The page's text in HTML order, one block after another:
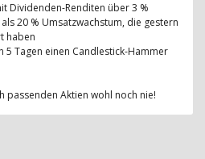
Dividenden-Renditen über 3 %
20 % Umsatzwachstum, die gestern
haben
5 Tagen einen Candlestick-Hammer
passenden Aktien wohl noch nie!